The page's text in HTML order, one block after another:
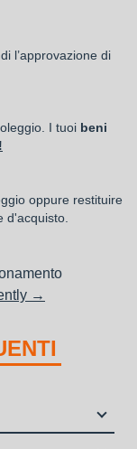
l’approvazione di
I tuoi beni
oppure restituire
d'acquisto.
→
soluzione che